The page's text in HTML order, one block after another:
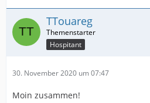
TTouareg
Hospitant
30. November 2020 um 07:47
Moin zusammen!